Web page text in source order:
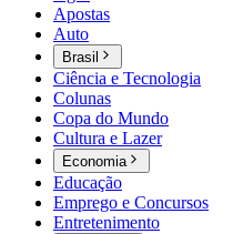
Apostas
Auto
Brasil
Ciência e Tecnologia
Colunas
Copa do Mundo
Cultura e Lazer
Economia
Educação
Emprego e Concursos
Entretenimento